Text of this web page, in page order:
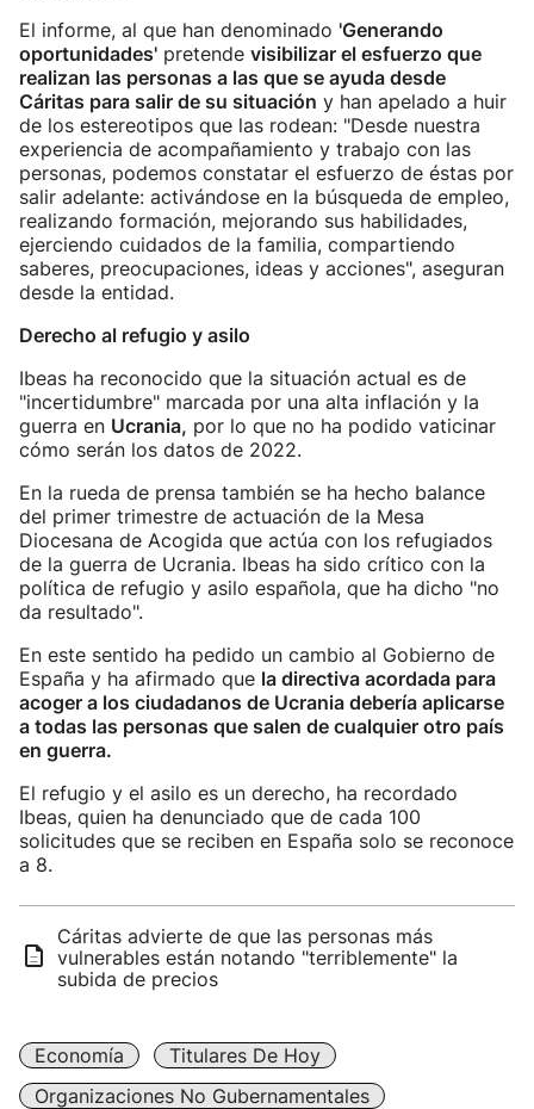
El informe, al que han denominado 'Generando
oportunidades' pretende visibilizar el esfuerzo que
realizan las personas a las que se ayuda desde
Cáritas para salir de su situación y han apelado a huir
de los estereotipos que las rodean: "Desde nuestra
experiencia de acompañamiento y trabajo con las
personas, podemos constatar el esfuerzo de éstas por
salir adelante: activándose en la búsqueda de empleo,
realizando formación, mejorando sus habilidades,
ejerciendo cuidados de la familia, compartiendo
saberes, preocupaciones, ideas y acciones", aseguran
desde la entidad.
Derecho al refugio y asilo
Ibeas ha reconocido que la situación actual es de
"incertidumbre" marcada por una alta inflación y la
guerra en Ucrania, por lo que no ha podido vaticinar
cómo serán los datos de 2022.
En la rueda de prensa también se ha hecho balance
del primer trimestre de actuación de la Mesa
Diocesana de Acogida que actúa con los refugiados
de la guerra de Ucrania. Ibeas ha sido crítico con la
política de refugio y asilo española, que ha dicho "no
da resultado".
En este sentido ha pedido un cambio al Gobierno de
España y ha afirmado que la directiva acordada para
acoger a los ciudadanos de Ucrania debería aplicarse
a todas las personas que salen de cualquier otro país
en guerra.
El refugio y el asilo es un derecho, ha recordado
Ibeas, quien ha denunciado que de cada 100
solicitudes que se reciben en España solo se reconoce
a 8.
Cáritas advierte de que las personas más
vulnerables están notando "terriblemente" la
subida de precios
Economía
Titulares De Hoy
Organizaciones No Gubernamentales